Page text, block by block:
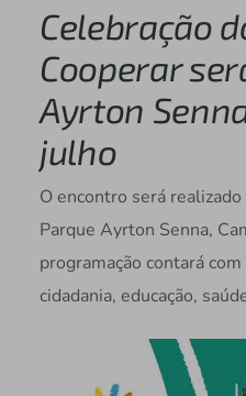
Celebração
Cooperar
Ayrton
julho
O encontro será
Parque Ayrton Senna,
programação contará
cidadania, educação,